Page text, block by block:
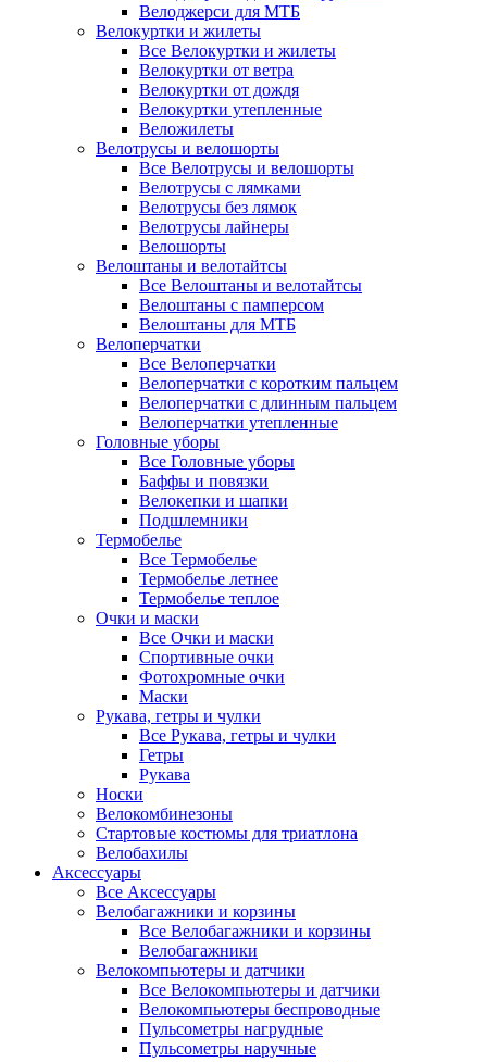
Велоджерси для МТБ
Велокуртки и жилеты
Все Велокуртки и жилеты
Велокуртки от ветра
Велокуртки от дождя
Велокуртки утепленные
Веложилеты
Велотрусы и велошорты
Все Велотрусы и велошорты
Велотрусы с лямками
Велотрусы без лямок
Велотрусы лайнеры
Велошорты
Велоштаны и велотайтсы
Все Велоштаны и велотайтсы
Велоштаны с памперсом
Велоштаны для МТБ
Велоперчатки
Все Велоперчатки
Велоперчатки с коротким пальцем
Велоперчатки с длинным пальцем
Велоперчатки утепленные
Головные уборы
Все Головные уборы
Баффы и повязки
Велокепки и шапки
Подшлемники
Термобелье
Все Термобелье
Термобелье летнее
Термобелье теплое
Очки и маски
Все Очки и маски
Спортивные очки
Фотохромные очки
Маски
Рукава, гетры и чулки
Все Рукава, гетры и чулки
Гетры
Рукава
Носки
Велокомбинезоны
Стартовые костюмы для триатлона
Велобахилы
Аксессуары
Все Аксессуары
Велобагажники и корзины
Все Велобагажники и корзины
Велобагажники
Велокомпьютеры и датчики
Все Велокомпьютеры и датчики
Велокомпьютеры беспроводные
Пульсометры нагрудные
Пульсометры наручные